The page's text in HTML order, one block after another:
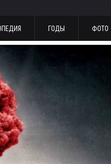
ГОДЫ ФОТО